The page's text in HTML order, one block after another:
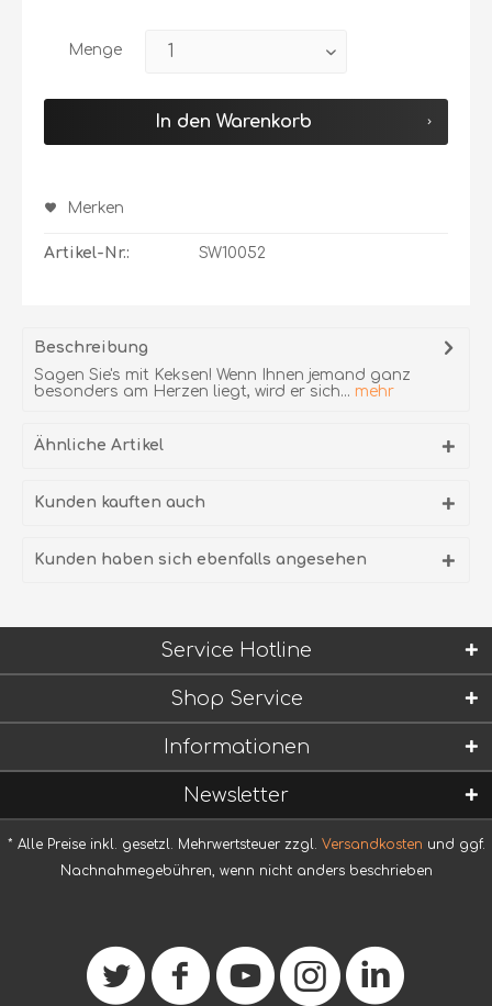
Menge
In den Warenkorb
Merken
Artikel-Nr.: SW10052
Beschreibung
Sagen Sie's mit Keksen! Wenn Ihnen jemand ganz
besonders am Herzen liegt, wird er sich... mehr
Ähnliche Artikel
Kunden kauften auch
Kunden haben sich ebenfalls angesehen
Service Hotline
Shop Service
Informationen
Newsletter
* Alle Preise inkl. gesetzl. Mehrwertsteuer zzgl. Versandkosten und ggf.
Nachnahmegebühren, wenn nicht anders beschrieben